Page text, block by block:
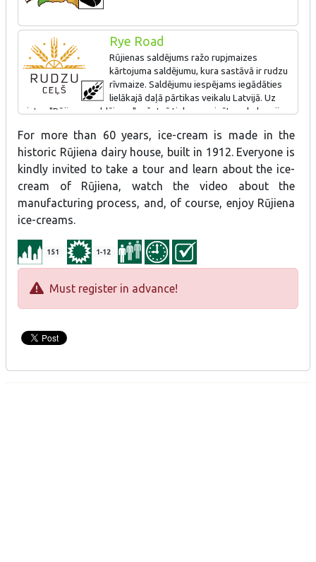
Rye Road
Rūjienas saldējums ražo rupjmaizes
kārtojuma saldējumu, kura sastāvā ir rudzu
rīvmaize. Saldējumu iespējams iegādāties
lielākajā daļā pārtikas veikalu Latvijā. Uz
vietas "Rūjienas saldējuma" ražotnē tiek organizētas ekskursijas
For more than 60 years, ice-cream is made in the
historic Rūjiena dairy house, built in 1912. Everyone is
kindly invited to take a tour and learn about the ice-
cream of Rūjiena, watch the video about the
manufacturing process, and, of course, enjoy Rūjiena
ice-creams.
151 1-12
Must register in advance!